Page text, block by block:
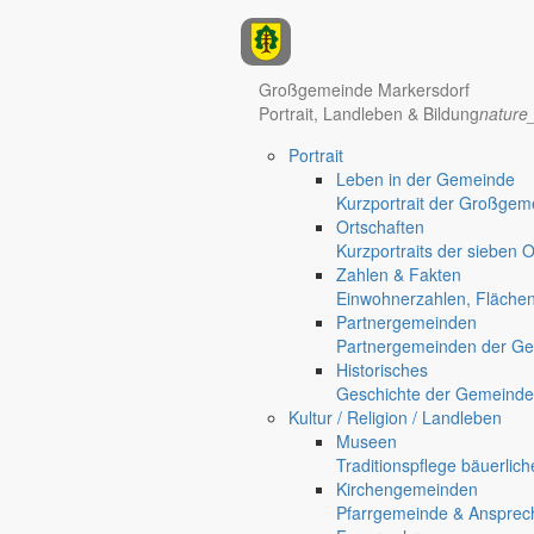
Regional werben auf markersdorf.de! anzeigen@gemeinde-
Großgemeinde Markersdorf
Portrait, Landleben & Bildung
Portrait
Leben in der Gemeinde
Kurzportrait der
Ortschaften
Kurzportraits der sieben
Zahlen & Fakten
Einwohnerzahlen,
Partnergemeinden
Partnergemeinden der
Historisches
Geschichte der
Kultur / Religion / Landleben
Museen
Traditionspflege
Kirchengemeinden
Pfarrgemeinde &
Deutsch-Paulsdorf
Jauernick-Buschbach
Fortschreibung des Lärmaktionsplan
Maßnahmen zur